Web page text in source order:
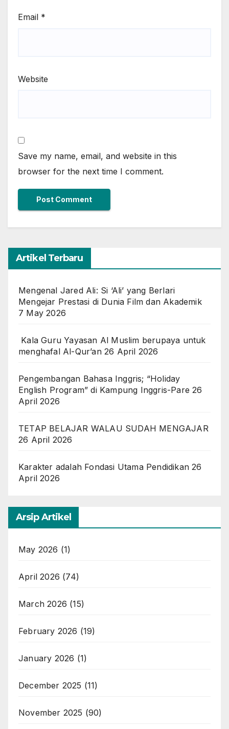
Email *
Website
Save my name, email, and website in this
browser for the next time I comment.
Artikel Terbaru
Mengenal Jared Ali: Si ‘Ali’ yang Berlari
Mengejar Prestasi di Dunia Film dan Akademik
7 May 2026
Kala Guru Yayasan Al Muslim berupaya untuk
menghafal Al-Qur’an 26 April 2026
Pengembangan Bahasa Inggris; “Holiday
English Program” di Kampung Inggris-Pare 26
April 2026
TETAP BELAJAR WALAU SUDAH MENGAJAR
26 April 2026
Karakter adalah Fondasi Utama Pendidikan 26
April 2026
Arsip Artikel
May 2026 (1)
April 2026 (74)
March 2026 (15)
February 2026 (19)
January 2026 (1)
December 2025 (11)
November 2025 (90)